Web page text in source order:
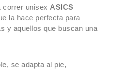
correr unisex ASICS
la hace perfecta para
y aquellos que buscan una
se adapta al pie,